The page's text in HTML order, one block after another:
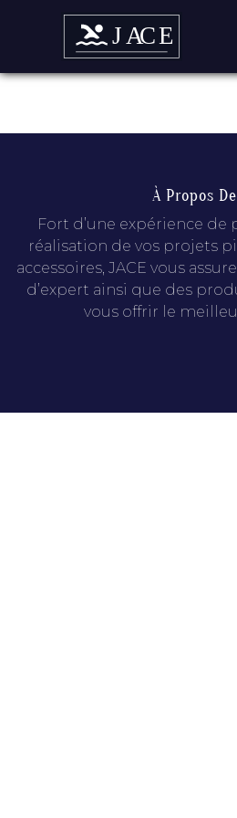
À Propos
Fort d’une expérience de
réalisation de vos projets
accessoires, JACE vous
d’expert ainsi que des
vous offrir le